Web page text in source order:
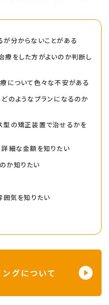
分からないことがある
をした方がよいのか判断し
について色々な不安がある
のようなプランになるのか
型の矯正装置で治せるかを
細な金額を知りたい
か知りたい
囲気を知りたい
グについて